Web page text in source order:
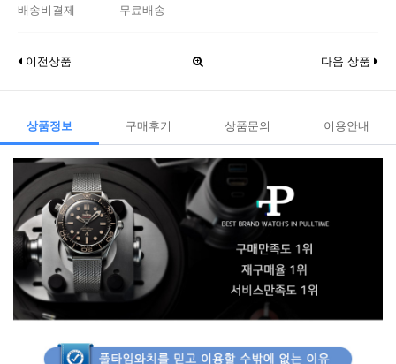
배송비결제
무료배송
이전상품 다음 상품
상품정보 구매후기 상품문의 이용안내